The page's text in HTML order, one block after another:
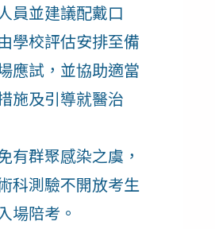
員並建議配戴口
學校評估安排至備
應試，並協助適當
施及引導就醫治
有群聚感染之虞，
科測驗不開放考生
場陪考。